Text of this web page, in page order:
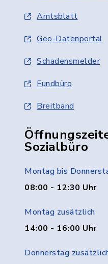
Amtsblatt
Geo-Datenportal
Schadensmelder
Fundbüro
Breitband
Sozialbüro
Montag bis
08:00 - 12:30 Uhr
Montag zusätzlich
14:00 - 16:00 Uhr
Donnerstag